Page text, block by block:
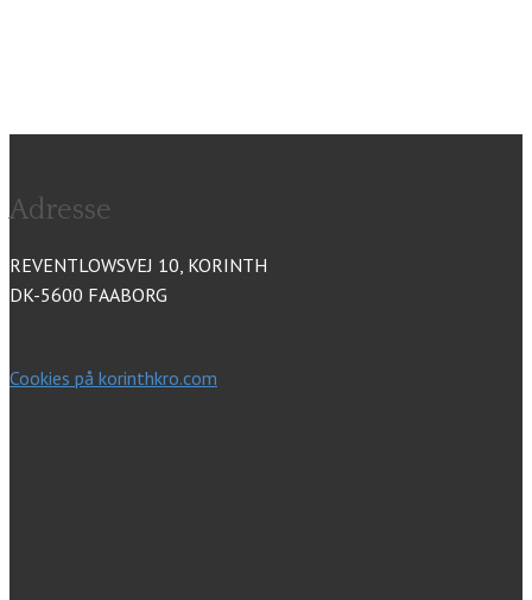
Adresse
REVENTLOWSVEJ 10, KORINTH
DK-5600 FAABORG
Cookies på korinthkro.com